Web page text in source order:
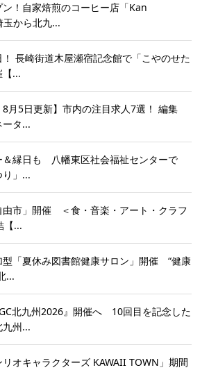
！自家焙煎のコーヒー店「Kan
から北九...
長崎街道木屋瀬宿記念館で「こやのせた
【...
8月5日更新】市内の注目求人7選！ 編集
タ...
＆縁日も 八幡東区社会福祉センターで
り」...
由市」開催 ＜食・音楽・アート・クラフ
【...
型「夏休み図書館健康サロン」開催 “健康
...
北九州2026』開催へ 10回目を記念した
州...
オキャラクターズ KAWAII TOWN」期間